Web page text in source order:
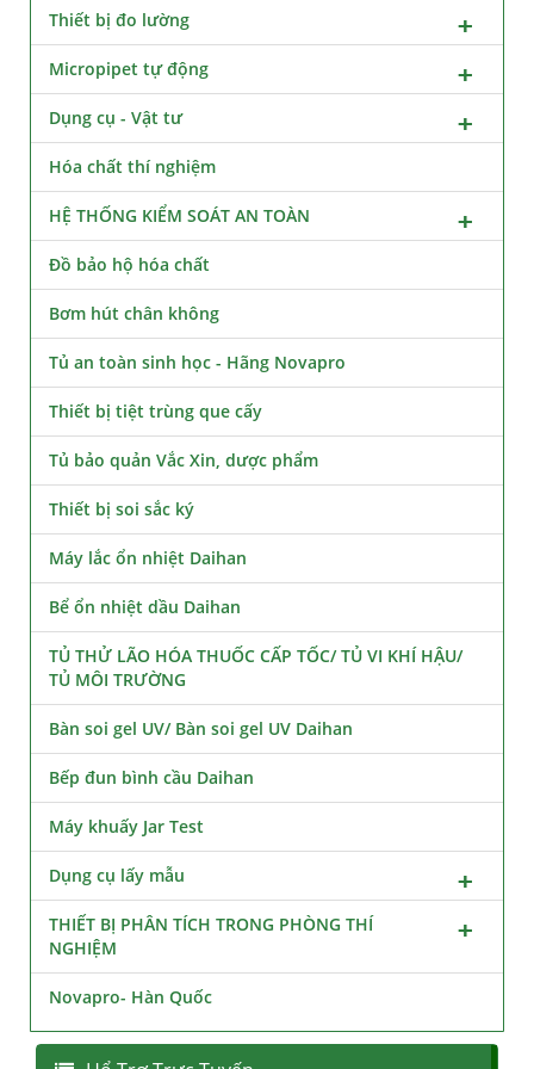
Thiết bị đo lường
Micropipet tự động
Dụng cụ - Vật tư
Hóa chất thí nghiệm
HỆ THỐNG KIỂM SOÁT AN TOÀN
Đồ bảo hộ hóa chất
Bơm hút chân không
Tủ an toàn sinh học - Hãng Novapro
Thiết bị tiệt trùng que cấy
Tủ bảo quản Vắc Xin, dược phẩm
Thiết bị soi sắc ký
Máy lắc ổn nhiệt Daihan
Bể ổn nhiệt dầu Daihan
TỦ THỬ LÃO HÓA THUỐC CẤP TỐC/ TỦ VI KHÍ HẬU/
TỦ MÔI TRƯỜNG
Bàn soi gel UV/ Bàn soi gel UV Daihan
Bếp đun bình cầu Daihan
Máy khuấy Jar Test
Dụng cụ lấy mẫu
THIẾT BỊ PHÂN TÍCH TRONG PHÒNG THÍ
NGHIỆM
Novapro- Hàn Quốc